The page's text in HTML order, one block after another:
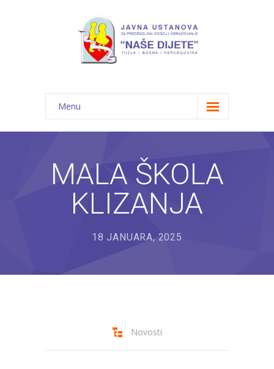
Menu
Početna
O nama
-- JU "Naše dijete"
MALA ŠKOLA
KLIZANJA
18 JANUARA, 2025
Novosti